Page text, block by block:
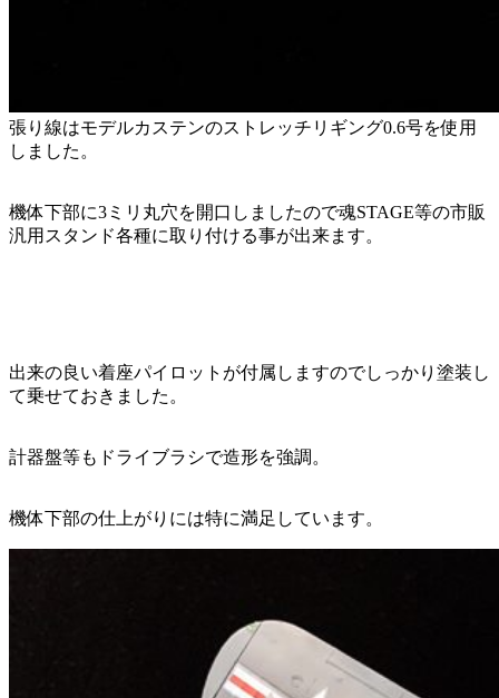
張り線はモデルカステンのストレッチリギング0.6号を使用
しました。
機体下部に3ミリ丸穴を開口しましたので魂STAGE等の市販
汎用スタンド各種に取り付ける事が出来ます。
出来の良い着座パイロットが付属しますのでしっかり塗装し
て乗せておきました。
計器盤等もドライブラシで造形を強調。
機体下部の仕上がりには特に満足しています。